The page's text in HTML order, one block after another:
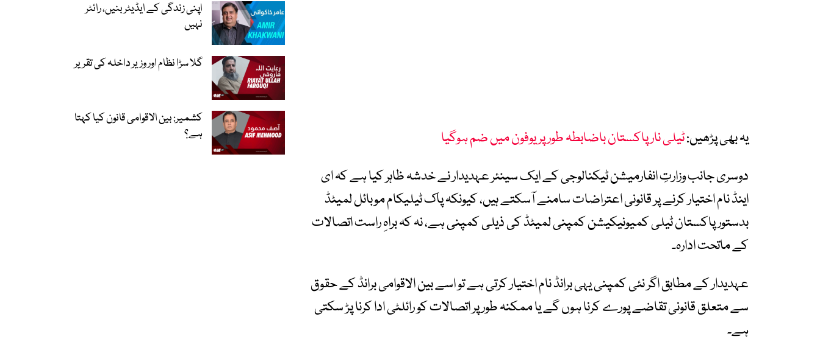
یہ بھی پڑھیں:ٹیلی نار پاکستان باضابطہ طور پر یوفون میں ضم ہوگیا
دوسری جانب وزارتِ انفارمیشن ٹیکنالوجی کے ایک سینئر عہدیدار نے خدشہ ظاہر کیا ہے کہ ای
اینڈ نام اختیار کرنے پر قانونی اعتراضات سامنے آسکتے ہیں، کیونکہ پاک ٹیلیکام موبائل لمیٹڈ
بدستور پاکستان ٹیلی کمیونیکیشن کمپنی لمیٹڈ کی ذیلی کمپنی ہے، نہ کہ براہِ راست اتصالات
کے ماتحت ادارہ۔
عہدیدار کے مطابق اگر نئی کمپنی یہی برانڈ نام اختیار کرتی ہے تو اسے بین الاقوامی برانڈ کے حقوق
سے متعلق قانونی تقاضے پورے کرنا ہوں گے یا ممکنہ طور پر اتصالات کو رائلٹی ادا کرنا پڑ سکتی
ہے۔
اپنی زندگی کے ایڈیٹر بنیں، رائٹر
نہیں
گلا سڑا نظام اور وزیر داخلہ کی تقریر
کشمیر: بین الاقوامی قانون کیا کہتا
ہے؟